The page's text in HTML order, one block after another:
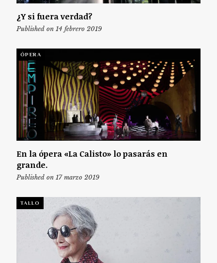
¿Y si fuera verdad?
Published on 14 febrero 2019
ÓPERA
En la ópera «La Calisto» lo pasarás en
grande.
Published on 17 marzo 2019
TALLO